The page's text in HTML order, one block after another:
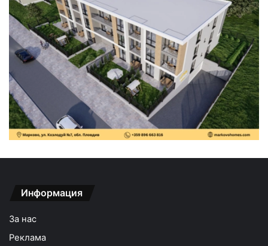
Информация
За нас
Реклама